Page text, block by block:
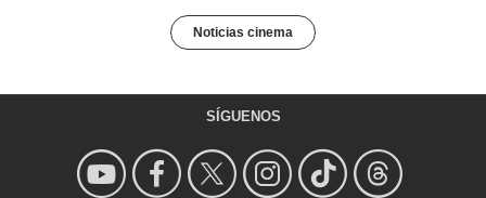
Noticias cinema
SÍGUENOS